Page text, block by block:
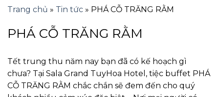
Trang chủ » Tin tức » PHÁ CỖ TRĂNG RẰM
PHÁ CỖ TRĂNG RẰM
Tết trung thu năm nay bạn đã có kế hoạch gì
chưa? Tại Sala Grand TuyHoa Hotel, tiệc buffet PHÁ
CỖ TRĂNG RẰM chắc chắn sẽ đem đến cho quý